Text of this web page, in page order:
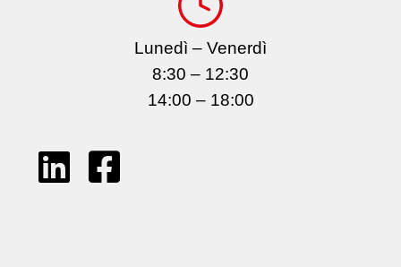
Lunedì – Venerdì
8:30 – 12:30
14:00 – 18:00